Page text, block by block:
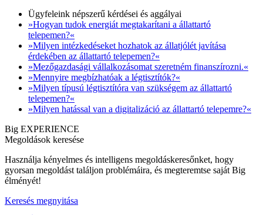
Ügyfeleink népszerű kérdései és aggályai
»Hogyan tudok energiát megtakarítani a állattartó
telepemen?«
»Milyen intézkedéseket hozhatok az állatjólét javítása
érdekében az állattartó telepemen?«
»Mezőgazdasági vállalkozásomat szeretném finanszírozni.«
»Mennyire megbízhatóak a légtisztítók?«
»Milyen típusú légtisztítóra van szükségem az állattartó
telepemen?«
»Milyen hatással van a digitalizáció az állattartó telepemre?«
Big EXPERIENCE
Megoldások keresése
Használja kényelmes és intelligens megoldáskeresőnket, hogy
gyorsan megoldást találjon problémáira, és megteremtse saját Big
élményét!
Keresés megnyitása